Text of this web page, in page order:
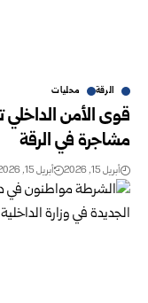
الرقة محليات
قوى الأمن الداخلي
مشاجرة في الرقة
أبريل 15, 2026 أبريل 15, 2026